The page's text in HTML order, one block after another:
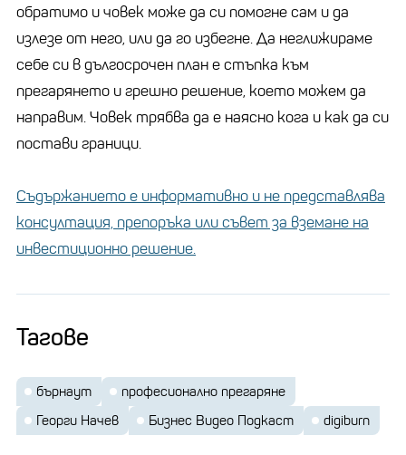
обратимо и човек може да си помогне сам и да
излезе от него, или да го избегне. Да неглижираме
себе си в дългосрочен план е стъпка към
прегарянето и грешно решение, което можем да
направим. Човек трябва да е наясно кога и как да си
постави граници.
Съдържанието е информативно и не представлява
консултация, препоръка или съвет за вземане на
инвестиционно решение.
Тагове
бърнаут
професионално прегаряне
Георги Начев
Бизнес Видео Подкаст digiburn